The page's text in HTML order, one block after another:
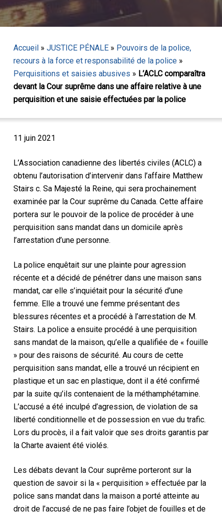
Accueil» JUSTICE PÉNALE» Pouvoirs de la police,
recours à la force et responsabilité de la police»
Perquisitions et saisies abusives » L’ACLC comparaîtra
devant la Cour suprême dans une affaire relative à une
perquisition et une saisie effectuées par la police
11 juin 2021
L’Association canadienne des libertés civiles (ACLC) a
obtenu l’autorisation d’intervenir dans l’affaire Matthew
Stairs c. Sa Majesté la Reine, qui sera prochainement
examinée par la Cour suprême du Canada. Cette affaire
portera sur le pouvoir de la police de procéder à une
perquisition sans mandat dans un domicile après
l’arrestation d’une personne.
La police enquêtait sur une plainte pour agression
récente et a décidé de pénétrer dans une maison sans
mandat, car elle s’inquiétait pour la sécurité d’une
femme. Elle a trouvé une femme présentant des
blessures récentes et a procédé à l’arrestation de M.
Stairs. La police a ensuite procédé à une perquisition
sans mandat de la maison, qu’elle a qualifiée de « fouille
» pour des raisons de sécurité. Au cours de cette
perquisition sans mandat, elle a trouvé un récipient en
plastique et un sac en plastique, dont il a été confirmé
par la suite qu’ils contenaient de la méthamphétamine.
L’accusé a été inculpé d’agression, de violation de sa
liberté conditionnelle et de possession en vue du trafic.
Lors du procès, il a fait valoir que ses droits garantis par
la Charte avaient été violés.
Les débats devant la Cour suprême porteront sur la
question de savoir si la « perquisition » effectuée par la
police sans mandat dans la maison a porté atteinte au
droit de l’accusé de ne pas faire l’objet de fouilles et de